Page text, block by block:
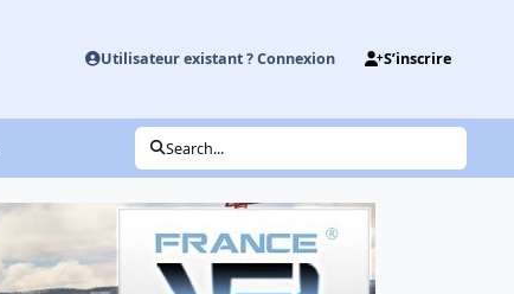
Utilisateur existant ? Connexion S’inscrire
Search...